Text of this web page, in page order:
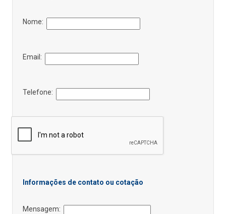
Nome:
Email:
Telefone:
Informações de contato ou cotação
Mensagem: